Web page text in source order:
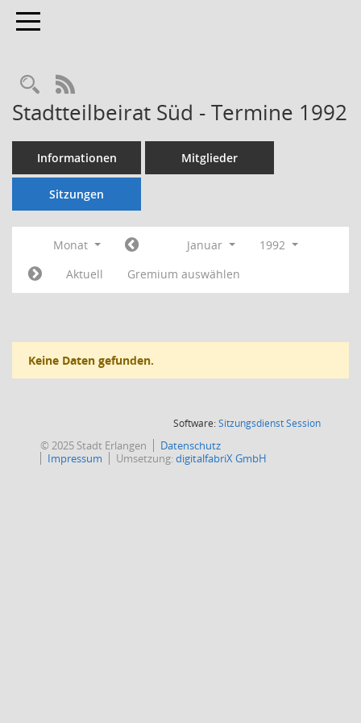
Toggle navigation
Rechercheauswahl
RSS-Feed
Stadtteilbeirat Süd - Termine 1992
Informationen Mitglieder
Sitzungen
Monat Januar
1992
Aktuell
Gremium auswählen
Keine Daten gefunden.
Software:SitzungsdienstSession(Wird in
© 2025 Stadt Erlangen
Datenschutz
Impressum
Umsetzung:digitalfabriX GmbH